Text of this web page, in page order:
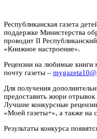
Республиканская газета
поддержке Министерства
проводит II
«Книжное настроение».
Рецензии на любимые книги
почту газеты –
Для получения
предоставить жюри отрывок
Лучшие конкурсные
«Моей газеты+», а также на
Результаты конкурса